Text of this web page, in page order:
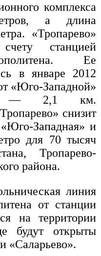
комплекса
а длина
«Тропарево»
станцией
Ее
в январе 2012
«Юго-Западной»
— 2,1 км.
снизит
Западная» и
для 70 тысяч
Тропарево-
района.
линия
от станции
на территории
будут открыты
«Саларьево».